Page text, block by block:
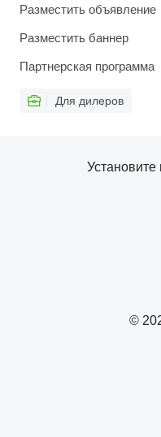
Разместить объявление
Разместить баннер
Партнерская программа
Для дилеров
©